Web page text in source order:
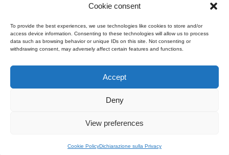
Cookie consent
To provide the best experiences, we use technologies like cookies to store and/or
access device information. Consenting to these technologies will allow us to process
data such as browsing behavior or unique IDs on this site. Not consenting or
withdrawing consent, may adversely affect certain features and functions.
Accept
Deny
View preferences
Cookie PolicyDichiarazione sulla Privacy
Главная
Контакты
Copyright © 2025 Brazzale S.p.A. - Via M. Pasubio, 2 - 36010 Zanè (VI)
powered byDDM/